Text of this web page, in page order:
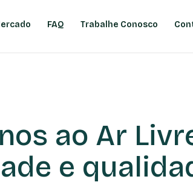
FAQ Trabalhe Conosco
ao Ar
e